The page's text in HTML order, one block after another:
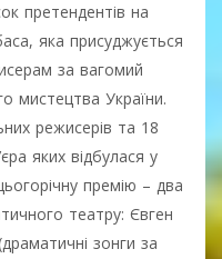
претендентів на
яка присуджується
за вагомий
мистецтва України.
режисерів та 18
яких відбулася у
премію – два
театру: Євген
зонги за